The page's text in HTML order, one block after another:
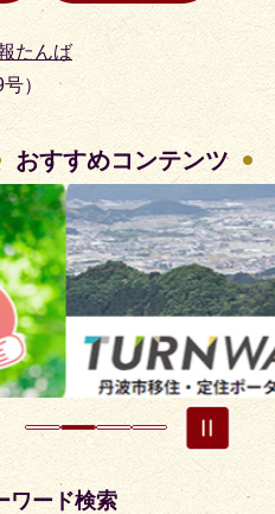
たんば
）
おすすめコンテンツ
ワード検索